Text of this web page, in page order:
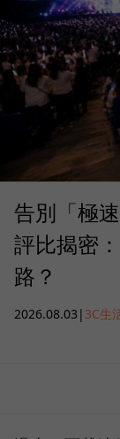
告別「極
評比揭密
路？
2026.08.03 | 3C生